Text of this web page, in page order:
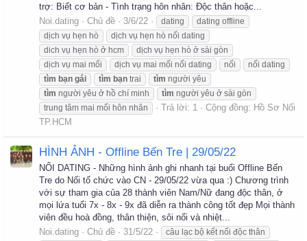
trợ: Biết cơ bản - Tình trạng hôn nhân: Độc thân hoặc...
Noi.dating
Chủ đề 3/6/22 dating
dating offline
dịch vụ hẹn hò
dịch vụ hẹn hò nối dating
dich vụ hẹn hò ở hcm
dịch vụ hẹn hò ở sài gòn
dịch vụ mai mối
dịch vụ mai mối nối dating nối
nối dating
tìm bạn gái tìm bạn trai tìm người yêu
tìm người yêu ở hồ chí minh tìm người yêu ở sài gòn
trung tâm mai mối hôn nhân
Trả lời: 1 Cộng đồng: Hồ Sơ Nối
TP.HCM
HÌNH ẢNH - Offline Bến Tre | 29/05/22
NỐI DATING - Những hình ảnh ghi nhanh tại buổi Offline Bến
Tre do Nối tổ chức vào CN - 29/05/22 vừa qua :) Chương trình
với sự tham gia của 28 thành viên Nam/Nữ đang độc thân, ở
mọi lứa tuổi 7x - 8x - 9x đã diễn ra thành công tốt đẹp Mọi thành
viên đều hoà đồng, thân thiện, sôi nổi và nhiệt...
Noi.dating
Chủ đề 31/5/22
câu lạc bộ kết nối độc thân